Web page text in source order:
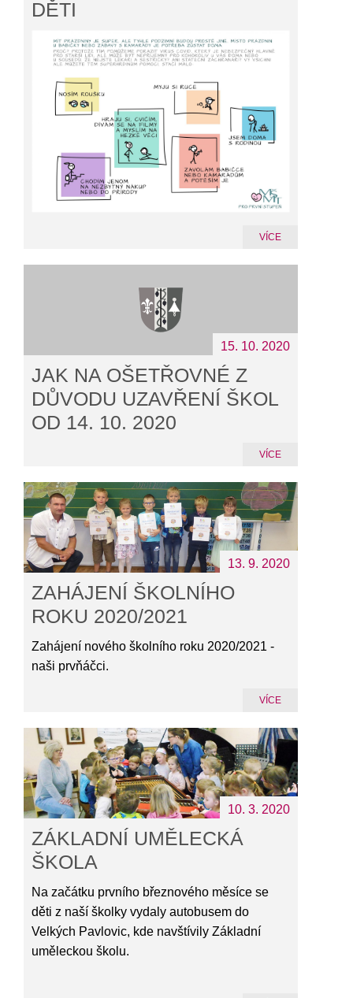
DĚTI
VÍCE
15. 10. 2020
JAK NA OŠETŘOVNÉ Z
DŮVODU UZAVŘENÍ ŠKOL
OD 14. 10. 2020
VÍCE
13. 9. 2020
ZAHÁJENÍ ŠKOLNÍHO
ROKU 2020/2021
Zahájení nového školního roku 2020/2021 -
naši prvňáčci.
VÍCE
10. 3. 2020
ZÁKLADNÍ UMĚLECKÁ
ŠKOLA
Na začátku prvního březnového měsíce se
děti z naší školky vydaly autobusem do
Velkých Pavlovic, kde navštívily Základní
uměleckou školu.